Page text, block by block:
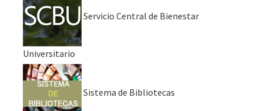
Servicio Central de Bienestar
Universitario
Sistema de Bibliotecas